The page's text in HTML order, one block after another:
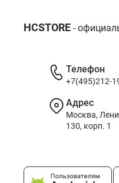
HCSTORE -
Телефон
+7(495)212-
Адрес
Москва,
130, корп. 1